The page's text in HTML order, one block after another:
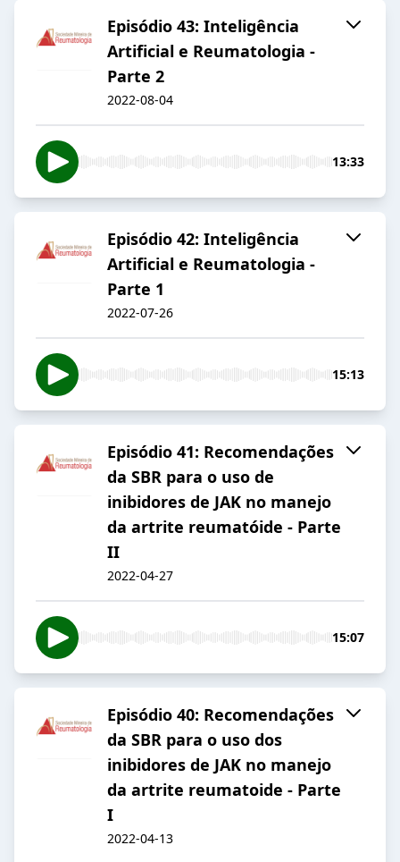
Episódio 43: Inteligência
Artificial e Reumatologia -
Parte 2
2022-08-04
13:33
Episódio 42: Inteligência
Artificial e Reumatologia -
Parte 1
2022-07-26
15:13
Episódio 41: Recomendações
da SBR para o uso de
inibidores de JAK no manejo
da artrite reumatóide - Parte
II
2022-04-27
15:07
Episódio 40: Recomendações
da SBR para o uso dos
inibidores de JAK no manejo
da artrite reumatoide - Parte
I
2022-04-13